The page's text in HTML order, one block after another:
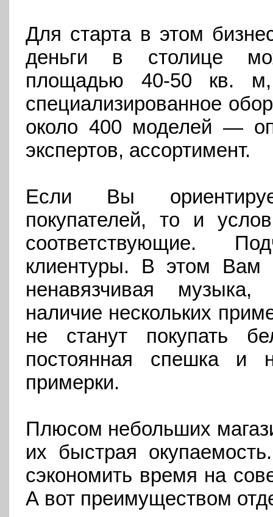
Для старта в этом
деньги в столице
площадью 40-50 кв. м
специализированное
около 400 моделей —
экспертов, ассортимент.
Если Вы
покупателей, то и
соответствующие.
клиентуры. В этом Вам
ненавязчивая
наличие нескольких
не станут покупать
постоянная спешка и
примерки.
Плюсом небольших
их быстрая
сэкономить время на
А вот преимуществом